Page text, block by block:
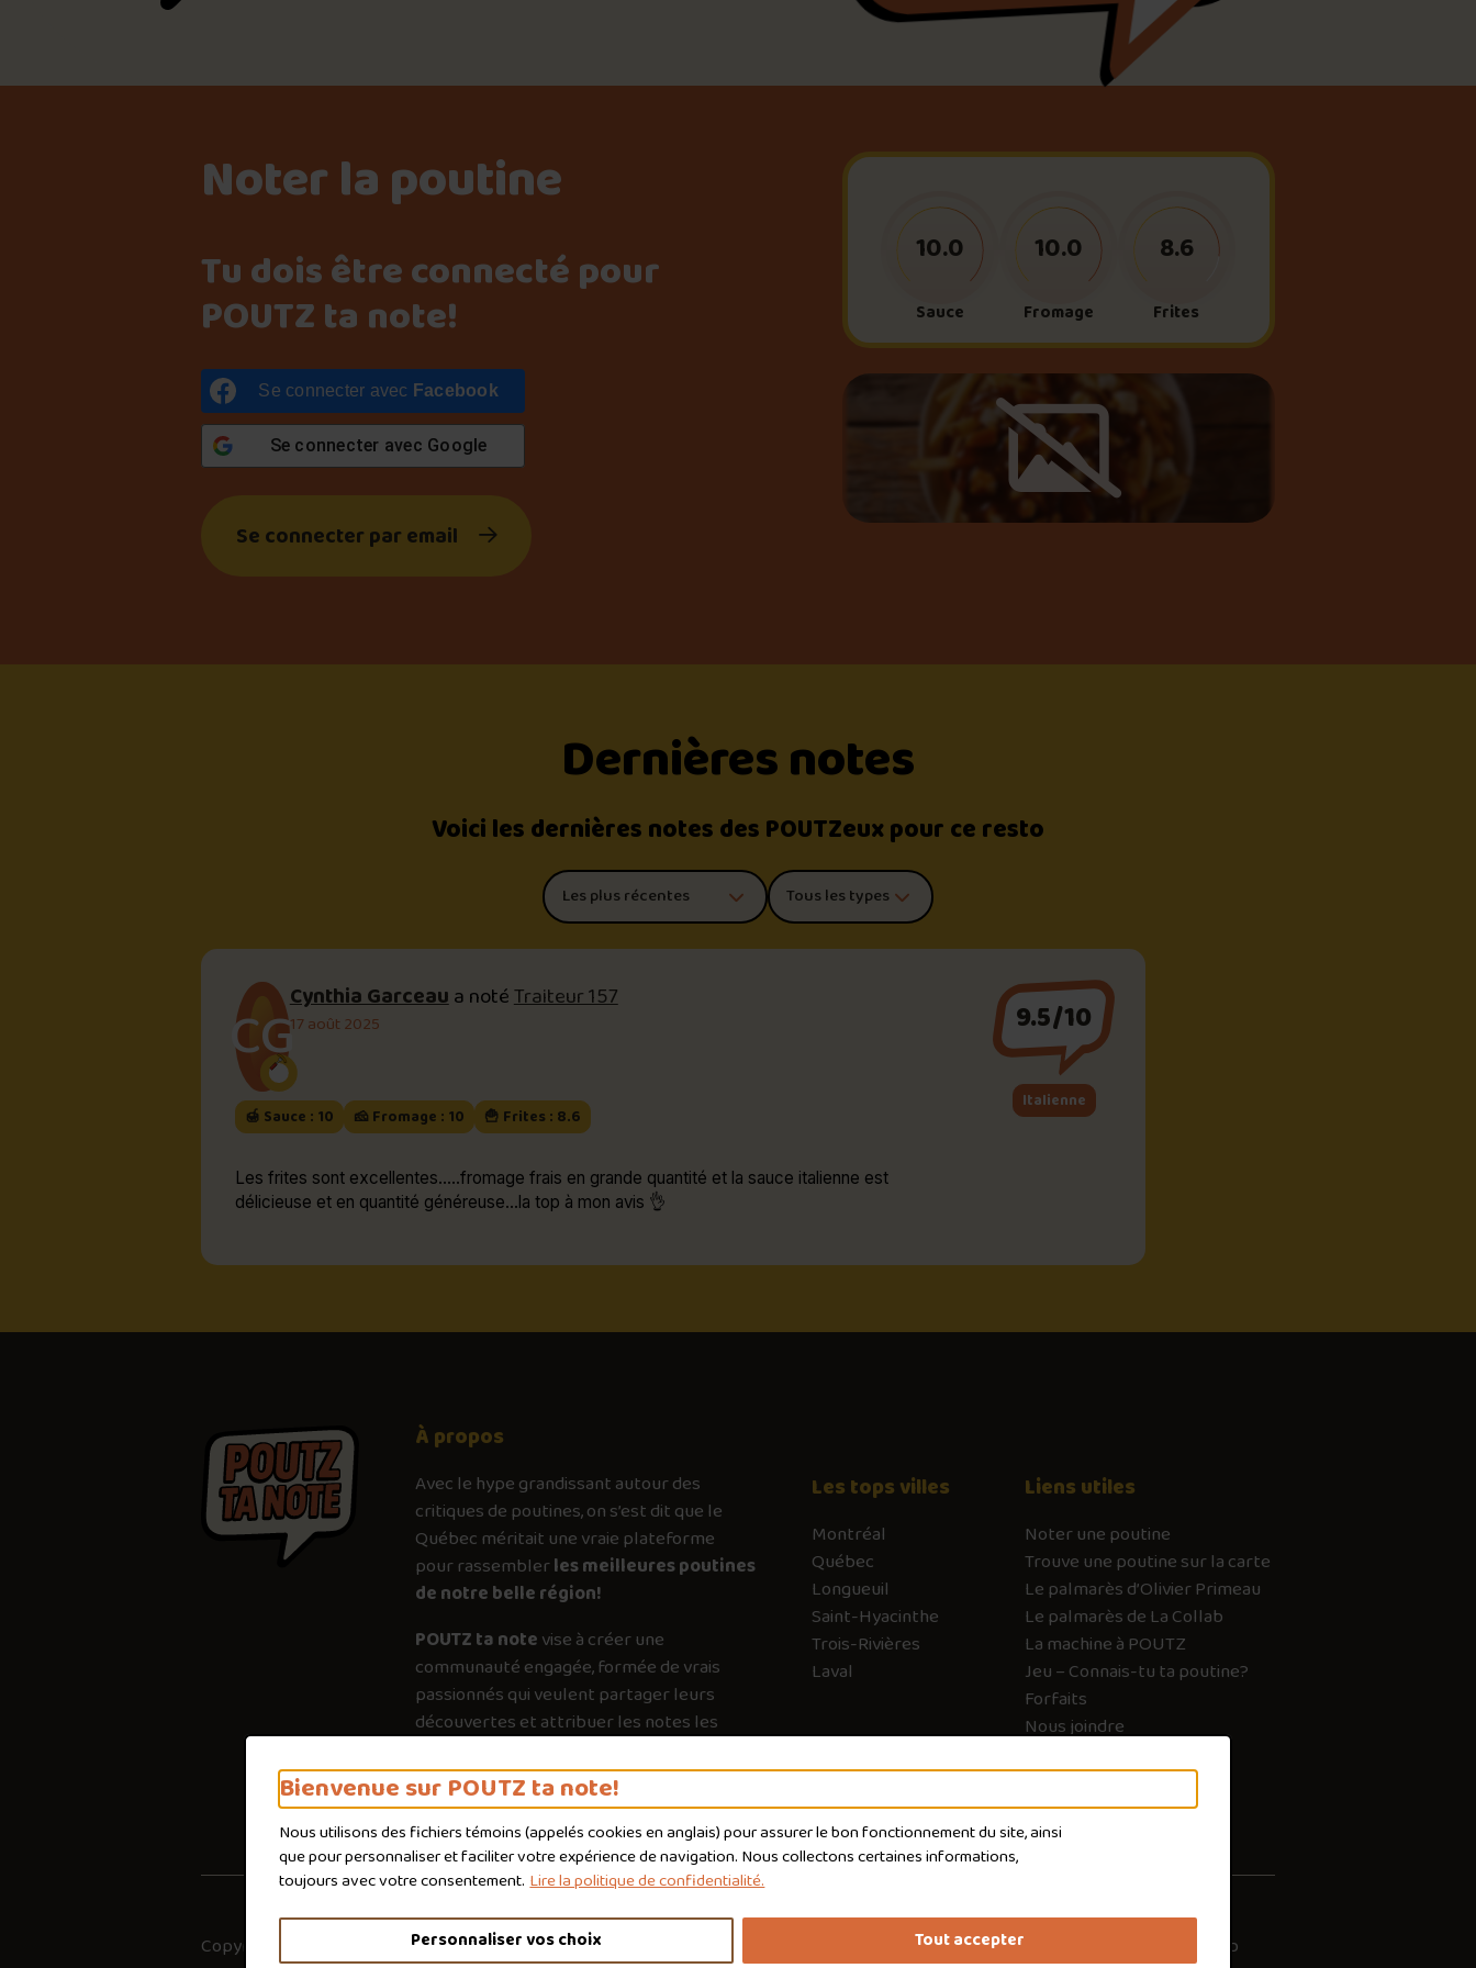
Bienvenue sur POUTZ ta note!
Nous utilisons des fichiers témoins (appeléscookiesen anglais) pour assurer le bon fonctionnement du site, ainsi
que pour personnaliser et faciliter votre expérience de navigation. Nous collectons certaines informations,
toujours avec votre consentement. Lire la politique de confidentialité.
Personnaliser vos choix Tout accepter
Le palmarès d’Olivier Primeau
Foire aux questions
Me connecter
Noter la poutine
Tu dois être connecté pour
POUTZ ta note!
Se connecter avec Facebook
Se connecter avec Google
Se connecter par email
Sauce
10.0
Fromage
10.0
Frites
8.6
Dernières notes
Voici les dernières notes des POUTZeux pour ce resto
Trier les commentaires
Filtrer par type de poutine
CGCynthia Garceaua notéTraiteur 157
17 août 2025
🍯 Sauce : 10 🧀 Fromage : 10 🍟 Frites : 8.6
9.5/10
Italienne
Les frites sont excellentes.....fromage frais en grande quantité et la sauce italienne est
délicieuse et en quantité généreuse...la top à mon avis 👌
À propos
Avec lehypegrandissant autour des
critiques de poutines, on s’est dit que le
Québec méritait une vraie plateforme
pour rassemblerles meilleures poutines
de notre belle région!
POUTZ ta notevise à créer une
communauté engagée, formée de vrais
passionnés qui veulent partager leurs
découvertes et attribuer les notes les
importance pour guider les autres vers les
poutines qui valent vraiment le détour.
Les tops villes
Montréal
Québec
Longueuil
Saint-Hyacinthe
Trois-Rivières
Laval
Liens utiles
Noter une poutine
Trouve une poutine sur la carte
Le palmarès d’Olivier Primeau
Le palmarès de La Collab
La machine à POUTZ
Jeu – Connais-tu ta poutine?
Forfaits
Nous joindre
Copyright © 2026 Conditions d'utilisation Personnaliser les cookies Ekloweb